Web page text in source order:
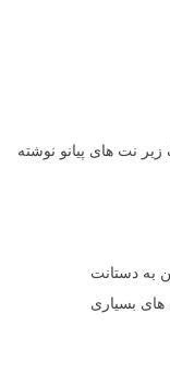
نت های پیانو نوشته
به دستانت
بسیاری